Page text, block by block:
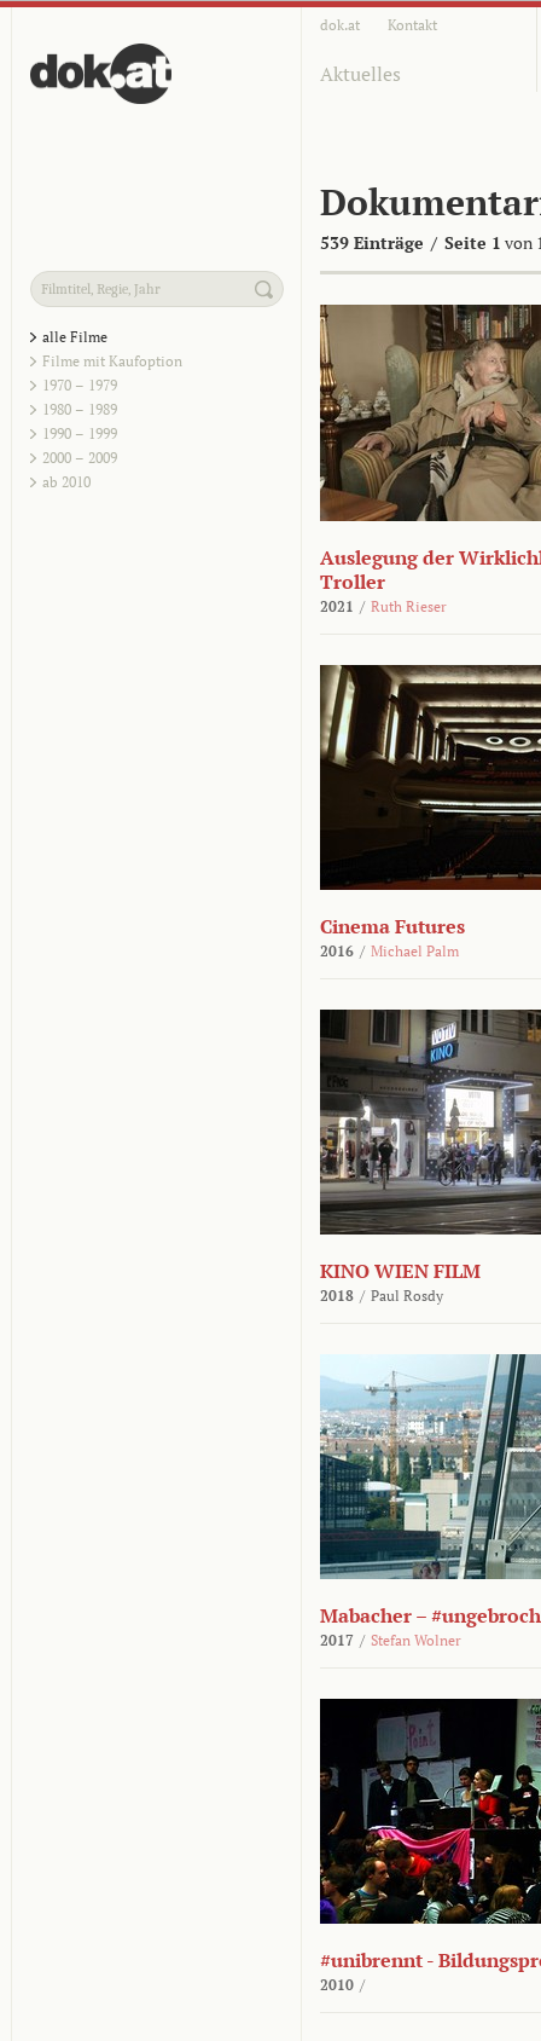
dok.at Kontakt
Aktuelles
539 Einträge / Seite 1 von
alle Filme
Filme mit Kaufoption
1970 – 1979
1980 – 1989
1990 – 1999
2000 – 2009
ab 2010
Auslegung der
Troller
2021 / Ruth Rieser
Cinema Futures
2016 / Michael Palm
KINO WIEN FILM
2018 / Paul Rosdy
Mabacher –
2017 / Stefan Wolner
#unibrennt -
2010 /